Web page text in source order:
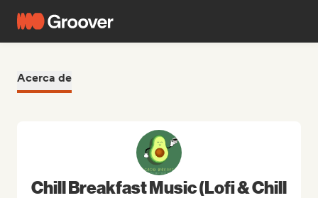
Acerca de
Chill Breakfast Music (Lofi & Chill